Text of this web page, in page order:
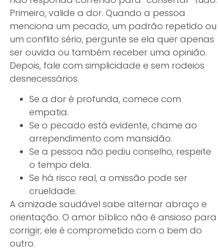
Primeiro, valide a dor. Quando a pessoa
menciona um pecado, um padrão repetido ou
um conflito sério, pergunte se ela quer apenas
ser ouvida ou também receber uma opinião.
Depois, fale com simplicidade e sem rodeios
desnecessários.
Se a dor é profunda, comece com
empatia.
Se o pecado está evidente, chame ao
arrependimento com mansidão.
Se a pessoa não pediu conselho, respeite
o tempo dela.
Se há risco real, a omissão pode ser
crueldade.
A amizade saudável sabe alternar abraço e
orientação. O amor bíblico não é ansioso para
corrigir; ele é comprometido com o bem do
outro.